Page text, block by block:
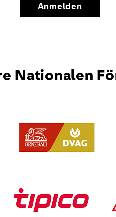
Anmelden
Nationalen